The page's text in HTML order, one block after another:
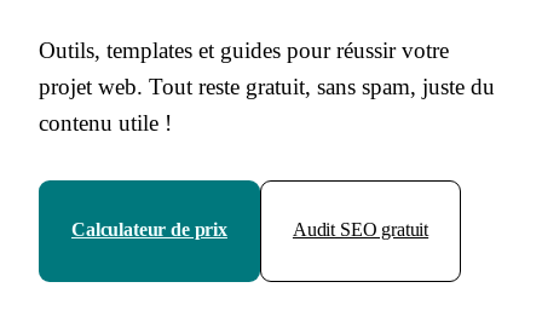
Outils, templates et guides pour réussir votre
projet web. Tout reste gratuit, sans spam, juste du
contenu utile !
Calculateur de prix Audit SEO gratuit